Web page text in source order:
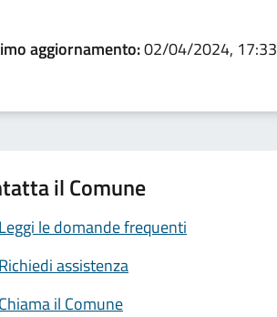
aggiornamento:02/04/2024, 17:33
il Comune
le domande frequenti
assistenza
il Comune